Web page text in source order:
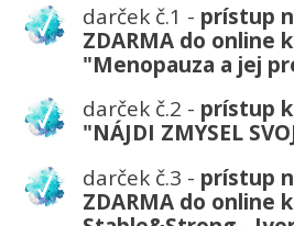
darček č.1 - prístup
ZDARMA do online
"Menopauza a jej
darček č.2 - prístup
"NÁJDI ZMYSEL
darček č.3 - prístup
ZDARMA do online